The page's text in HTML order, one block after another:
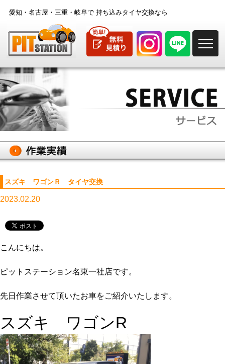
愛知・名古屋・三重・岐阜で持ち込みタイヤ交換なら
スズキ ワゴンＲ タイヤ交換
2023.02.20
こんにちは。
ピットステーション名東一社店です。
先日作業させて頂いたお車をご紹介いたします。
スズキ ワゴンR